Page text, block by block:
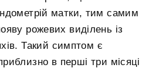
матки, тим самим
рожевих виділень із
Такий симптом є
в перші три місяці